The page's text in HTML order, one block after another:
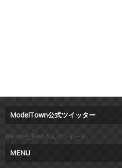
ModelTown公式ツイッター
@Model_Townさんのツイート
MENU